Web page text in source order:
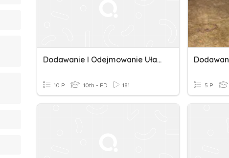
Dodawanie I Odejmowanie Ułamków Dziesiętnych
10 P 10th - PD 181 5 P